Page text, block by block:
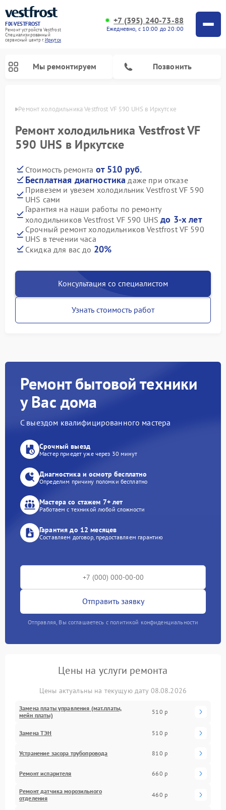
FIX-VESTFROST
Ремонт устройств Vestfrost
Специализированный
cервисный центр г.Иркутск
+7 (395) 240-73-88
Ежедневно, с 10:00 до 20:00
Мы ремонтируем Позвонить
Ремонт холодильника Vestfrost VF 590 UHS в Иркутске
Ремонт холодильника Vestfrost VF
590 UHS в Иркутске
Стоимость ремонта от 510 руб.
Бесплатная диагностика даже при отказе
Привезем и увезем холодильник Vestfrost VF 590
UHS сами
Гарантия на наши работы по ремонту
холодильников Vestfrost VF 590 UHSдо 3-х лет
Срочный ремонт холодильников Vestfrost VF 590
UHS в течении часа
Скидка для вас до 20%
Консультация со специалистом
Узнать стоимость работ
Ремонт бытовой техники
у Вас дома
С выездом квалифицированного мастера
Срочный выезд
Мастер приедет уже через 30 минут
Диагностика и осмотр бесплатно
Определим причину поломки бесплатно
Мастера со стажем 7+ лет
Работаем с техникой любой сложности
Гарантия до 12 месяцев
Составляем договор, предоставляем гарантию
Отправить заявку
Отправляя, Вы соглашаетесь с политикой конфиденциальности
Цены на услуги ремонта
Цены актуальны на текущую дату 08.08.2026
Замена платы управления (мат.платы,
мейн платы)
510 р
Замена ТЭН 510 р
Устранение засора трубопровода 810 р
Ремонт испарителя 660 р
Ремонт датчика морозильного
отделения
460 р